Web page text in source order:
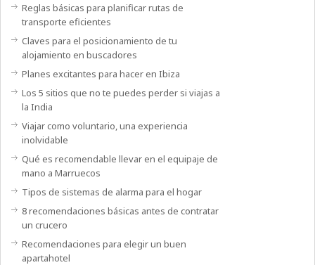
Reglas básicas para planificar rutas de
transporte eficientes
Claves para el posicionamiento de tu
alojamiento en buscadores
Planes excitantes para hacer en Ibiza
Los 5 sitios que no te puedes perder si viajas a
la India
Viajar como voluntario, una experiencia
inolvidable
Qué es recomendable llevar en el equipaje de
mano a Marruecos
Tipos de sistemas de alarma para el hogar
8 recomendaciones básicas antes de contratar
un crucero
Recomendaciones para elegir un buen
apartahotel